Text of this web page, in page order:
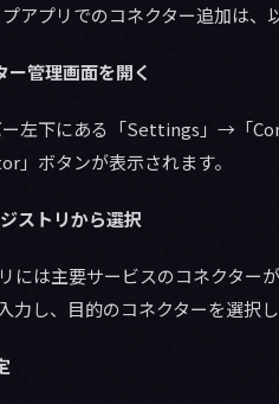
アプリでのコネクター追加は、
ー管理画面を開く
左下にある「Settings」→「
」ボタンが表示されます。
ストリから選択
には主要サービスのコネクタ
力し、目的のコネクターを選択し